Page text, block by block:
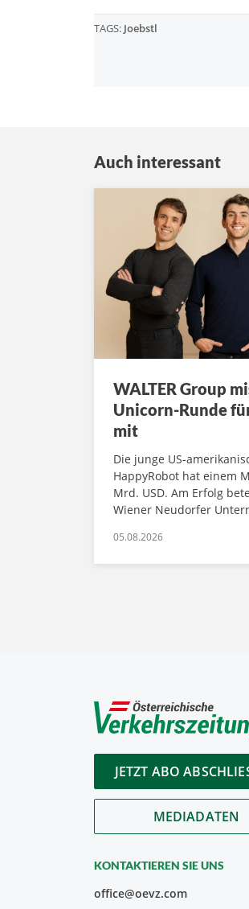
TAGS: Joebstl
Auch interessant
WALTER Group
Unicorn-Runde
mit
Die junge US-
HappyRobot hat einem
Mrd. USD. Am Erfolg
Wiener Neudorfer
05.08.2026
JETZT ABO
MEDIADATEN
KONTAKTIEREN SIE UNS
office@oevz.com